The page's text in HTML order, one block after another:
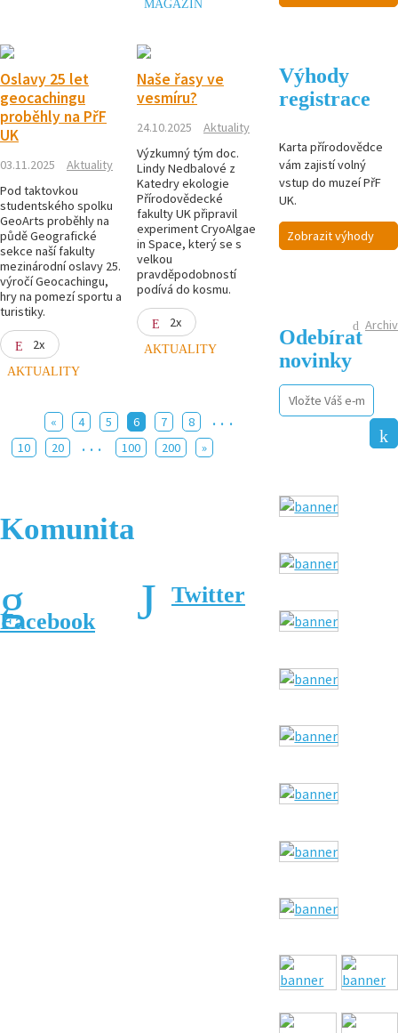
MAGAZÍN
Oslavy 25 let
geocachingu
proběhly na PřF
UK
03.11.2025
Aktuality
Pod taktovkou
studentského spolku
GeoArts proběhly na
půdě Geografické
sekce naší fakulty
mezinárodní oslavy 25.
výročí Geocachingu,
hry na pomezí sportu a
turistiky.
2x
AKTUALITY
Naše řasy ve
vesmíru?
24.10.2025
Aktuality
Výzkumný tým doc.
Lindy Nedbalové z
Katedry ekologie
Přírodovědecké
fakulty UK připravil
experiment CryoAlgae
in Space, který se s
velkou
pravděpodobností
podívá do kosmu.
2x
AKTUALITY
« 4 5 6 7 8 ...
10 20 ... 100 200 »
Komunita
Facebook
Twitter
Výhody
registrace
Karta přírodovědce
vám zajistí volný
vstup do muzeí PřF
UK.
Zobrazit výhody
Archiv
Odebírat
novinky